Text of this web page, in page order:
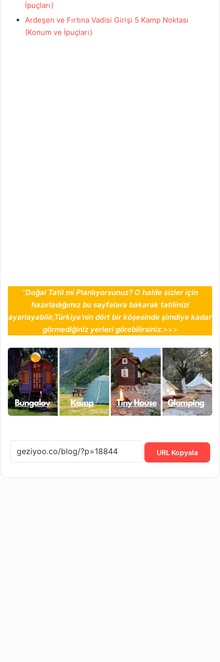
İpuçları)
Ardeşen ve Fırtına Vadisi Girişi 5 Kamp Noktası
(Konum ve İpuçları)
''Doğal Tatil mi Planlıyorsunuz? O halde sizler için
hazırladığımız bu sayfalara bakarak tatilinizi
ayarlayabilir,Türkiye'nin dört bir köşesinde şimdiye kadar
görmediğiniz yerleri görebilirsiniz.>>>
URL Kopyala